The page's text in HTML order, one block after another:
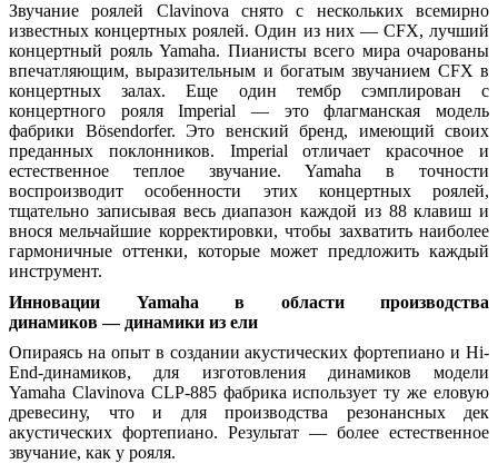
Звучание роялей Clavinova снято с нескольких всемирно
известных концертных роялей. Один из них — CFX, лучший
концертный рояль Yamaha. Пианисты всего мира очарованы
впечатляющим, выразительным и богатым звучанием CFX в
концертных залах. Еще один тембр сэмплирован с
концертного рояля Imperial — это флагманская модель
фабрики Bösendorfer. Это венский бренд, имеющий своих
преданных поклонников. Imperial отличает красочное и
естественное теплое звучание. Yamaha в точности
воспроизводит особенности этих концертных роялей,
тщательно записывая весь диапазон каждой из 88 клавиш и
внося мельчайшие корректировки, чтобы захватить наиболее
гармоничные оттенки, которые может предложить каждый
инструмент.
Инновации Yamaha в области производства
динамиков — динамики из ели
Опираясь на опыт в создании акустических фортепиано и Hi-
End-динамиков, для изготовления динамиков модели
Yamaha Clavinova CLP-885 фабрика использует ту же еловую
древесину, что и для производства резонансных дек
акустических фортепиано. Результат — более естественное
звучание, как у рояля.